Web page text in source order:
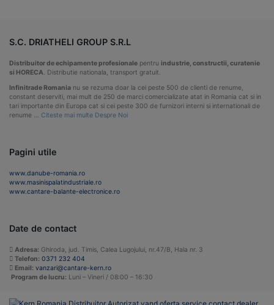
S.C. DRIATHELI GROUP S.R.L
Distribuitor de echipamente profesionale pentru industrie, constructii, curatenie
si HORECA. Distributie nationala, transport gratuit.
Infinitrade Romania nu se rezuma doar la cei peste 500 de clienti de renume,
constant deserviti, mai mult de 250 de marci comercializate atat in Romania cat si in
tari importante din Europa cat si cei peste 300 de furnizori interni si internationali de
renume … Citeste mai multe Despre Noi
Pagini utile
www.danube-romania.ro
www.masinispalatindustriale.ro
www.cantare-balante-electronice.ro
Date de contact
Adresa: Ghiroda, jud. Timis, Calea Lugojului, nr.47/B, Hala nr. 3
Telefon: 0371 232 404
Email: vanzari@cantare-kern.ro
Program de lucru: Luni – Vineri / 08:00 – 16:30